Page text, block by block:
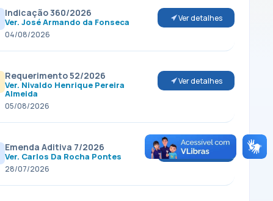
Indicação 360/2026
Ver. José Armando da Fonseca
04/08/2026
Ver detalhes
Requerimento 52/2026
Ver. Nivaldo Henrique Pereira
Almeida
05/08/2026
Ver detalhes
Emenda Aditiva 7/2026
Ver. Carlos Da Rocha Pontes
28/07/2026
Ver detalhes